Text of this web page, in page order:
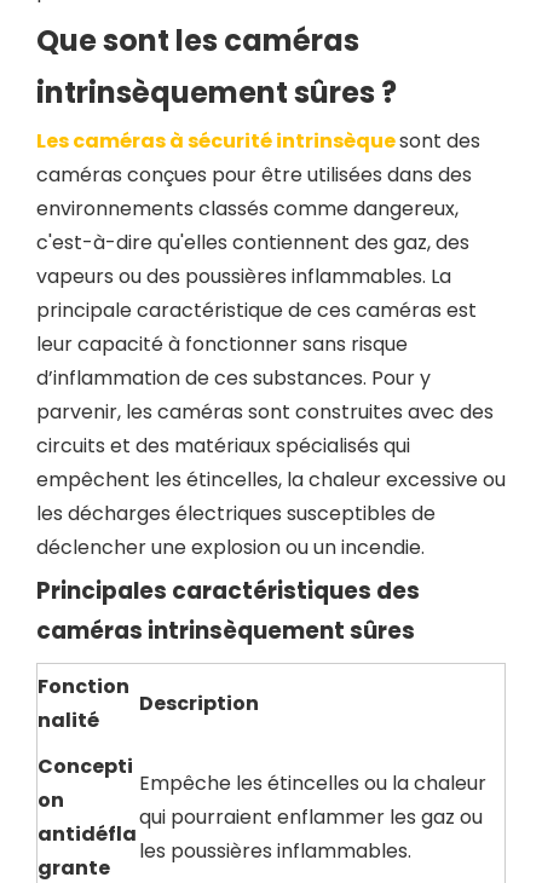
Que sont les caméras
intrinsèquement sûres ?
Les caméras à sécurité intrinsèquesont des
caméras conçues pour être utilisées dans des
environnements classés comme dangereux,
c'est-à-dire qu'elles contiennent des gaz, des
vapeurs ou des poussières inflammables. La
principale caractéristique de ces caméras est
leur capacité à fonctionner sans risque
d’inflammation de ces substances. Pour y
parvenir, les caméras sont construites avec des
circuits et des matériaux spécialisés qui
empêchent les étincelles, la chaleur excessive ou
les décharges électriques susceptibles de
déclencher une explosion ou un incendie.
Principales caractéristiques des
caméras intrinsèquement sûres
Fonction
nalité
Description
Concepti
on
antidéfla
grante
Empêche les étincelles ou la chaleur
qui pourraient enflammer les gaz ou
les poussières inflammables.